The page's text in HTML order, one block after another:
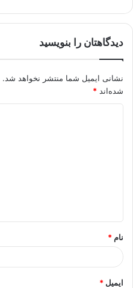
دیدگاهتان را بنویسید
نشانی ایمیل شما منتشر نخواهد شد.
شده‌اند *
*
نام *
ایمیل *